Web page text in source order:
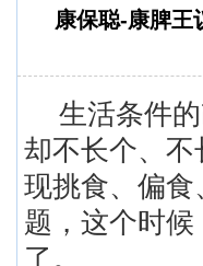
康保聪-康脾王
生活条件
却不长个、
现挑食、偏
题，这个时
了。